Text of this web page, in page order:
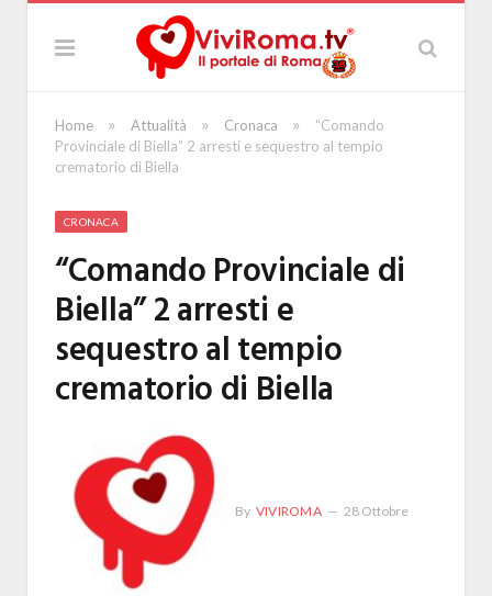
Home » Attualità » Cronaca »
“Comando
Provinciale di Biella” 2 arresti e sequestro al tempio
crematorio di Biella
CRONACA
“Comando Provinciale di
Biella” 2 arresti e
sequestro al tempio
crematorio di Biella
By VIVIROMA 28 Ottobre